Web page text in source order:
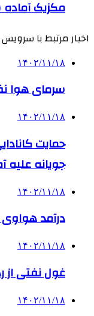
مکزیک
اخبار مرتبط با سرویس
۱۴۰۲/۱۱/۱۸
سرمای هوا
۱۴۰۲/۱۱/۱۸
حمایت
جویانه علیه
۱۴۰۲/۱۱/۱۸
درآمد
۱۴۰۲/۱۱/۱۸
غول نفتی
۱۴۰۲/۱۱/۱۸